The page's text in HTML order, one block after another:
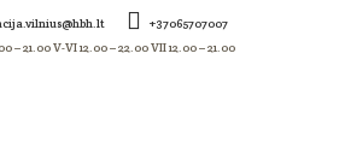
+37065707007
– 21.00 V-VI 12.00 – 22.00 VII 12.00 – 21.00